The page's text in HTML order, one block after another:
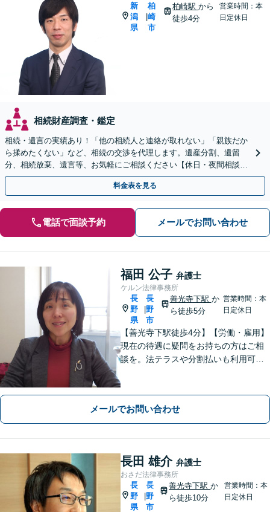
新
潟
県
柏
崎
市
柏崎駅から
徒歩4分
営業時間：本
日定休日
相続財産調査・鑑定
相続・遺言の実績あり！「他の相続人と連絡が取れない」「親族だか
ら揉めたくない」など、相続の交渉を代理します。遺産分割、遺留
分、相続放棄、遺言等、お気軽にご相談ください【休日・夜間相談
可】【柏崎駅4分】【近隣駐車場あり】【弁護士歴10年以上】
料金表を見る
電話で面談予約 メールでお問い合わせ
福田 公子 弁護士
ケルン法律事務所
長
野
県
|
長
野
市
善光寺下駅 か
ら徒歩5分
営業時間：本
日定休日
【善光寺下駅徒歩4分】【労働・雇用】
現在の待遇に疑問をお持ちの方はご相
談を。法テラスや分割払いも利用可
メールでお問い合わせ
長田 雄介 弁護士
おさだ法律事務所
長
野
県
長
野
市
善光寺下駅か
ら徒歩10分
営業時間：本
日定休日